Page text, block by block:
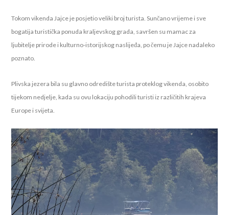
Tokom vikenda Jajce je posjetio veliki broj turista. Sunčano vrijeme i sve
bogatija turistička ponuda kraljevskog grada, savršen su mamac za
ljubitelje prirode i kulturno-istorijskog naslijeđa, po čemu je Jajce nadaleko
poznato.
Plivska jezera bila su glavno odredište turista proteklog vikenda, osobito
tijekom nedjelje, kada su ovu lokaciju pohodili turisti iz različitih krajeva
Europe i svijeta.